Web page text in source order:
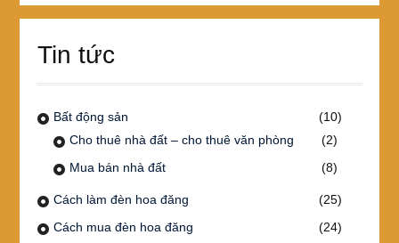
Tin tức
Bất động sản
(10)
Cho thuê nhà đất – cho thuê văn phòng
(2)
Mua bán nhà đất
(8)
Cách làm đèn hoa đăng
(25)
Cách mua đèn hoa đăng
(24)